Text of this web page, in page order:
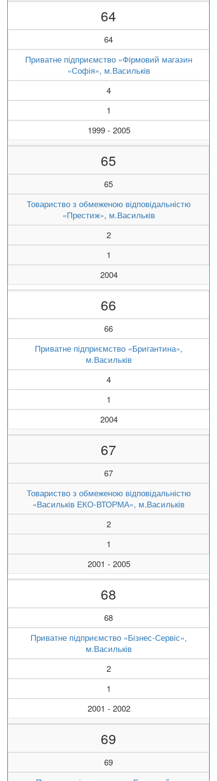
64
64
Приватне підприємство «Фірмовий магазин
«Софія», м.Васильків
4
1
1999 - 2005
65
65
Товариство з обмеженою відповідальністю
«Престиж», м.Васильків
2
1
2004
66
66
Приватне підприємство «Бригантина»,
м.Васильків
4
1
2004
67
67
Товариство з обмеженою відповідальністю
«Васильків ЕКО-ВТОРМА», м.Васильків
2
1
2001 - 2005
68
68
Приватне підприємство «Бізнес-Сервіс»,
м.Васильків
2
1
2001 - 2002
69
69